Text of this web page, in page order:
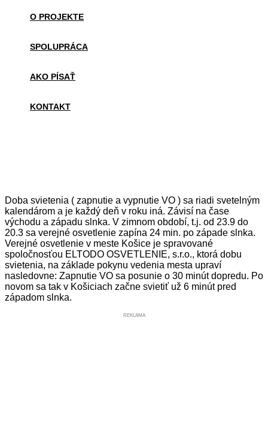
O PROJEKTE
SPOLUPRÁCA
AKO PÍSAŤ
KONTAKT
Doba svietenia ( zapnutie a vypnutie VO ) sa riadi svetelným
kalendárom a je každý deň v roku iná. Závisí na čase
východu a západu slnka. V zimnom období, t.j. od 23.9 do
20.3 sa verejné osvetlenie zapína 24 min. po západe slnka.
Verejné osvetlenie v meste Košice je spravované
spoločnosťou ELTODO OSVETLENIE, s.r.o., ktorá dobu
svietenia, na základe pokynu vedenia mesta upraví
nasledovne: Zapnutie VO sa posunie o 30 minút dopredu. Po
novom sa tak v Košiciach začne svietiť už 6 minút pred
západom slnka.
REKLAMA